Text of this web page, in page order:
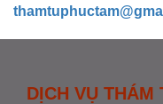
DỊCH VỤ THÁM